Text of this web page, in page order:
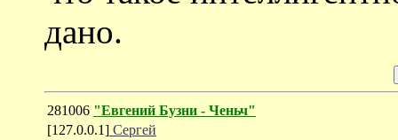
дано.
281006 "Евгений Бузни - Ченьч"
[127.0.0.1] Сергей